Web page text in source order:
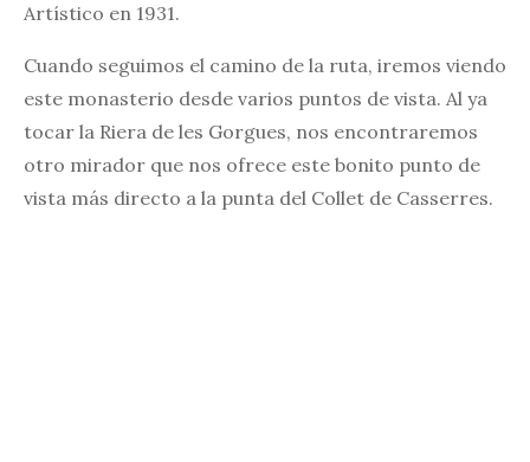
Artístico en 1931.
Cuando seguimos el camino de la ruta, iremos viendo
este monasterio desde varios puntos de vista. Al ya
tocar la Riera de les Gorgues, nos encontraremos
otro mirador que nos ofrece este bonito punto de
vista más directo a la punta del Collet de Casserres.